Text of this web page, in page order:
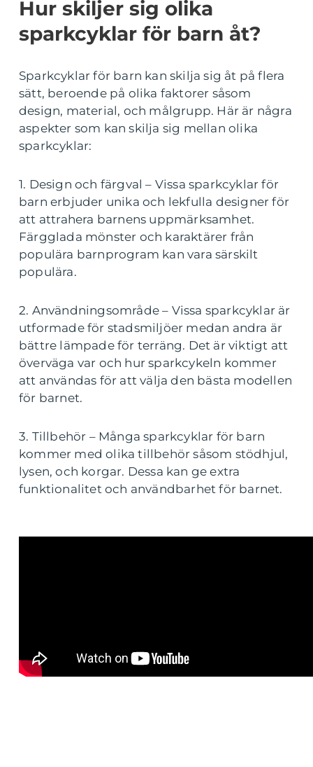
Hur skiljer sig olika
sparkcyklar för barn åt?
Sparkcyklar för barn kan skilja sig åt på flera
sätt, beroende på olika faktorer såsom
design, material, och målgrupp. Här är några
aspekter som kan skilja sig mellan olika
sparkcyklar:
1. Design och färgval – Vissa sparkcyklar för
barn erbjuder unika och lekfulla designer för
att attrahera barnens uppmärksamhet.
Färgglada mönster och karaktärer från
populära barnprogram kan vara särskilt
populära.
2. Användningsområde – Vissa sparkcyklar är
utformade för stadsmiljöer medan andra är
bättre lämpade för terräng. Det är viktigt att
överväga var och hur sparkcykeln kommer
att användas för att välja den bästa modellen
för barnet.
3. Tillbehör – Många sparkcyklar för barn
kommer med olika tillbehör såsom stödhjul,
lysen, och korgar. Dessa kan ge extra
funktionalitet och användbarhet för barnet.